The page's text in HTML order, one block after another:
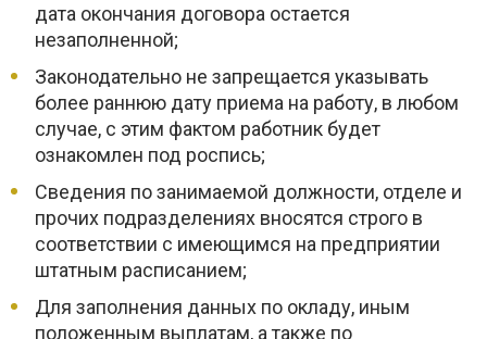
дата окончания договора остается
незаполненной;
Законодательно не запрещается указывать
более раннюю дату приема на работу, в любом
случае, с этим фактом работник будет
ознакомлен под роспись;
Сведения по занимаемой должности, отделе и
прочих подразделениях вносятся строго в
соответствии с имеющимся на предприятии
штатным расписанием;
Для заполнения данных по окладу, иным
положенным выплатам, а также по